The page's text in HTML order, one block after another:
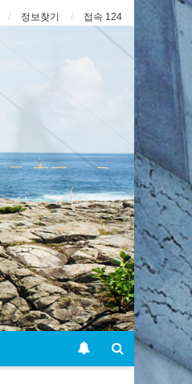
정보찾기 접속 124